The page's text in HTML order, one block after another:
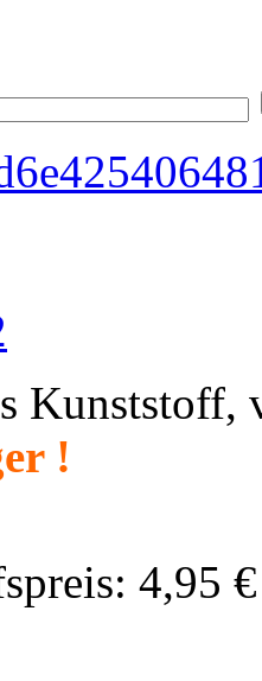
Kunststoff,
!
4,95 €